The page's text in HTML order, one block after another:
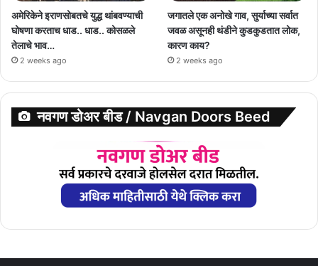
अमेरिकेने इराणसोबतचे युद्ध थांबवण्याची
घोषणा करताच धाड.. धाड.. कोसळले
तेलाचे भाव…
2 weeks ago
जगातले एक अनोखे गाव, सुर्याच्या सर्वात
जवळ असूनही थंडीने कुडकुडतात लोक,
कारण काय?
2 weeks ago
नवगण डोअर बीड / Navgan Doors Beed